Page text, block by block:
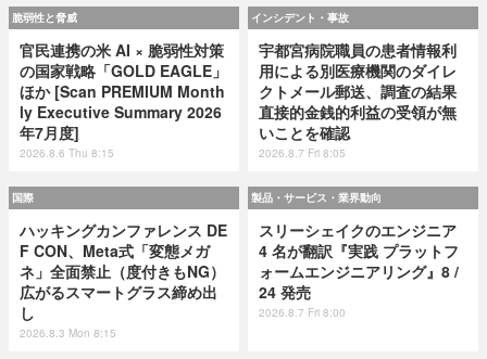
脆弱性と脅威
官民連携の米 AI × 脆弱性対策
の国家戦略「GOLD EAGLE」
ほか [Scan PREMIUM Month
ly Executive Summary 2026
年7月度]
2026.8.6 Thu 8:15
インシデント・事故
宇都宮病院職員の患者情報利
用による別医療機関のダイレ
クトメール郵送、調査の結果
直接的金銭的利益の受領が無
いことを確認
2026.8.7 Fri 8:05
国際
ハッキングカンファレンス DE
F CON、Meta式「変態メガ
ネ」全面禁止（度付きもNG）
広がるスマートグラス締め出
し
2026.8.3 Mon 8:15
製品・サービス・業界動向
スリーシェイクのエンジニア
4 名が翻訳『実践 プラットフ
ォームエンジニアリング』8 /
24 発売
2026.8.7 Fri 8:00